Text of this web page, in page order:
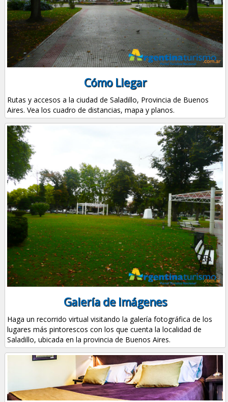
Cómo Llegar
Rutas y accesos a la ciudad de Saladillo, Provincia de Buenos
Aires. Vea los cuadro de distancias, mapa y planos.
Galería de Imágenes
Haga un recorrido virtual visitando la galería fotográfica de los
lugares más pintorescos con los que cuenta la localidad de
Saladillo, ubicada en la provincia de Buenos Aires.